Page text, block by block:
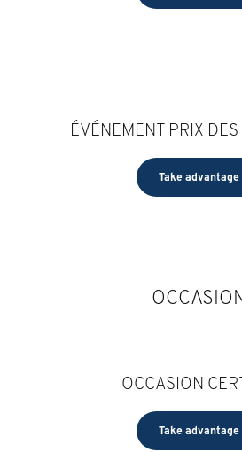
ÉVÉNEMENT PRIX
Take advantage
OCCASION
Take advantage